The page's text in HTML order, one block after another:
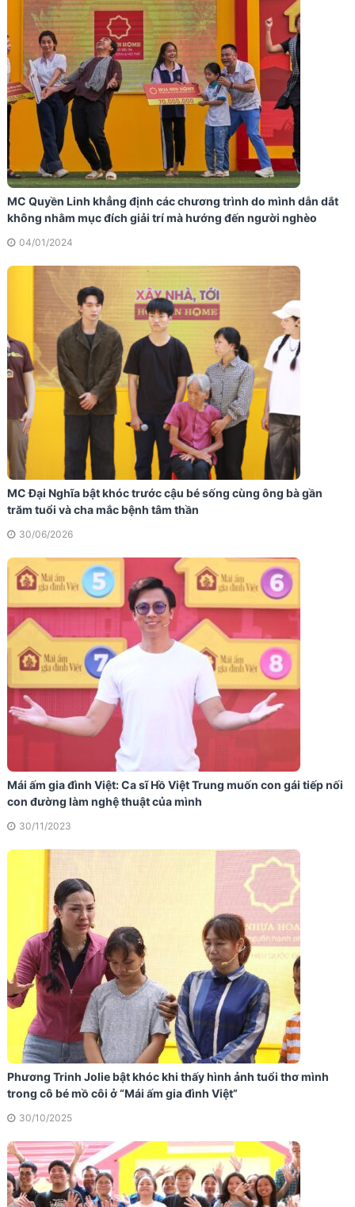
MC Quyền Linh khẳng định các chương trình do mình dẫn dắt
không nhằm mục đích giải trí mà hướng đến người nghèo
04/01/2024
MC Đại Nghĩa bật khóc trước cậu bé sống cùng ông bà gần
trăm tuổi và cha mắc bệnh tâm thần
30/06/2026
Mái ấm gia đình Việt: Ca sĩ Hồ Việt Trung muốn con gái tiếp nối
con đường làm nghệ thuật của mình
30/11/2023
Phương Trinh Jolie bật khóc khi thấy hình ảnh tuổi thơ mình
trong cô bé mồ côi ở “Mái ấm gia đình Việt”
30/10/2025